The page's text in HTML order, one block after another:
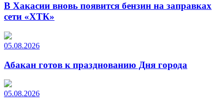
В Хакасии вновь появится бензин на заправках
сети «ХТК»
05.08.2026
Абакан готов к празднованию Дня города
05.08.2026